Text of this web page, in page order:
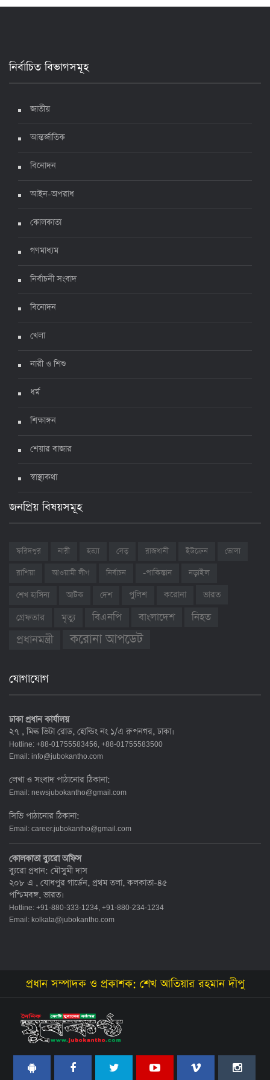
ঊর্ধ্বগতিতে সংক্রমণ, স্বাস্থ্যবিধিতে উদাসীনতা
নির্বাচিত বিভাগসমূহ
জাতীয়
আন্তর্জাতিক
বিনোদন
আইন-অপরাধ
কোলকাতা
গণমাধ্যম
নির্বাচনী সংবাদ
বিনোদন
খেলা
নারী ও শিশু
ধর্ম
শিক্ষাঙ্গন
শেয়ার বাজার
স্বাস্থ্যকথা
জনপ্রিয় বিষয়সমূহ
ফরিদপুর নারী হত্যা সেতু রাজধানী ইউক্রেন
ভোলা
রাশিয়া
আওয়ামী লীগ নির্বাচন -পাকিস্তান নড়াইল
শেখ হাসিনা আটক দেশ পুলিশ করোনা
ভারত
গ্রেফতার
মৃত্যু বিএনপি বাংলাদেশ নিহত
প্রধানমন্ত্রী করোনা আপডেট
যোগাযোগ
ঢাকা প্রধান কার্যালয়
২৭ , মিল্ক ভিটা রোড, হোল্ডিং নং ১/এ রুপনগর, ঢাকা।
Hotline: +88-01755583456, +88-01755583500
Email: info@jubokantho.com
লেখা ও সংবাদ পাঠানোর ঠিকানা:
Email: newsjubokantho@gmail.com
সিভি পাঠানোর ঠিকানা:
Email: career.jubokantho@gmail.com
কোলকাতা ব্যুরো অফিস
ব্যুরো প্রধান: মৌসুমী দাস
২০৮ এ , যোধপুর গার্ডেন, প্রথম তলা, কলকাতা-৪৫
পশ্চিমবঙ্গ, ভারত।
Hotline: +91-880-333-1234, +91-880-234-1234
Email: kolkata@jubokantho.com
প্রধান সম্পাদক ও প্রকাশক: শেখ আতিয়ার রহমান দীপু